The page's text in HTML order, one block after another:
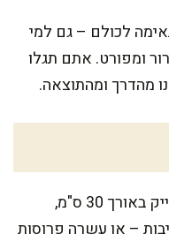
לכולם – גם למי
ומפורט. אתם תגלו
מהדרך ומהתוצאה.
המתכון מתאים לתבנית אינגליש קייק באורך 30 ס"מ,
– או עשרה פרוסות